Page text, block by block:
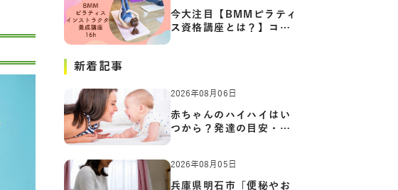
今大注目【BMMピラティ
ス資格講座とは？】コア
からカ…
新着記事
2026年08月06日
赤ちゃんのハイハイはい
つから？発達の目安・練
習方…
2026年08月05日
兵庫県明石市「便秘やお